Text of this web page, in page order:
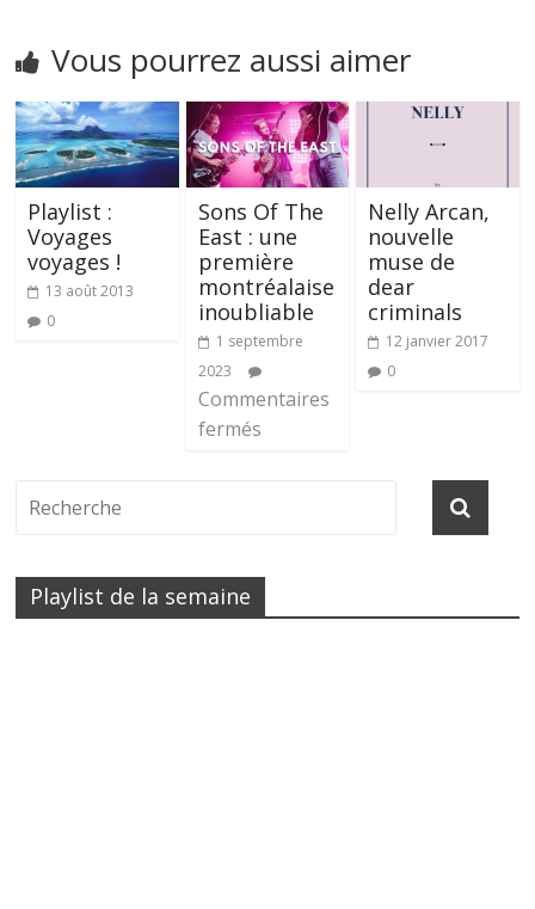
Vous pourrez aussi aimer
Playlist :
Voyages
voyages !
13 août 2013
0
Sons Of The
East : une
première
montréalaise
inoubliable
1 septembre
2023
Commentaires
fermés
Nelly Arcan,
nouvelle
muse de
dear
criminals
12 janvier 2017
0
Playlist de la semaine